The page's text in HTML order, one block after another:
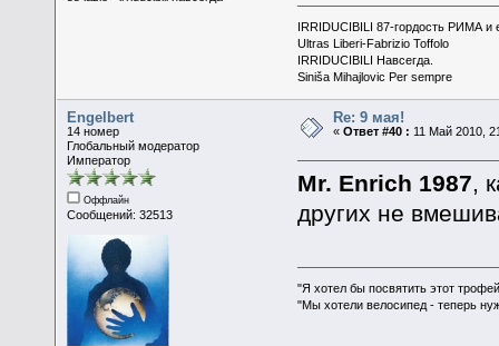
IRRIDUCIBILI 87-гордость РИМА и
Ultras Liberi-Fabrizio Toffolo
IRRIDUCIBILI Навсегда.
Siniša Mihajlovic Per sempre
Engelbert
14 номер
Глобальный модератор
Император
Оффлайн
Сообщений: 32513
Re: 9 мая!
«Ответ #40 : 11 Май 2010,
Mr. Enrich 1987,
других не
"Я хотел бы посвятить этот
"Мы хотели велосипед - теперь